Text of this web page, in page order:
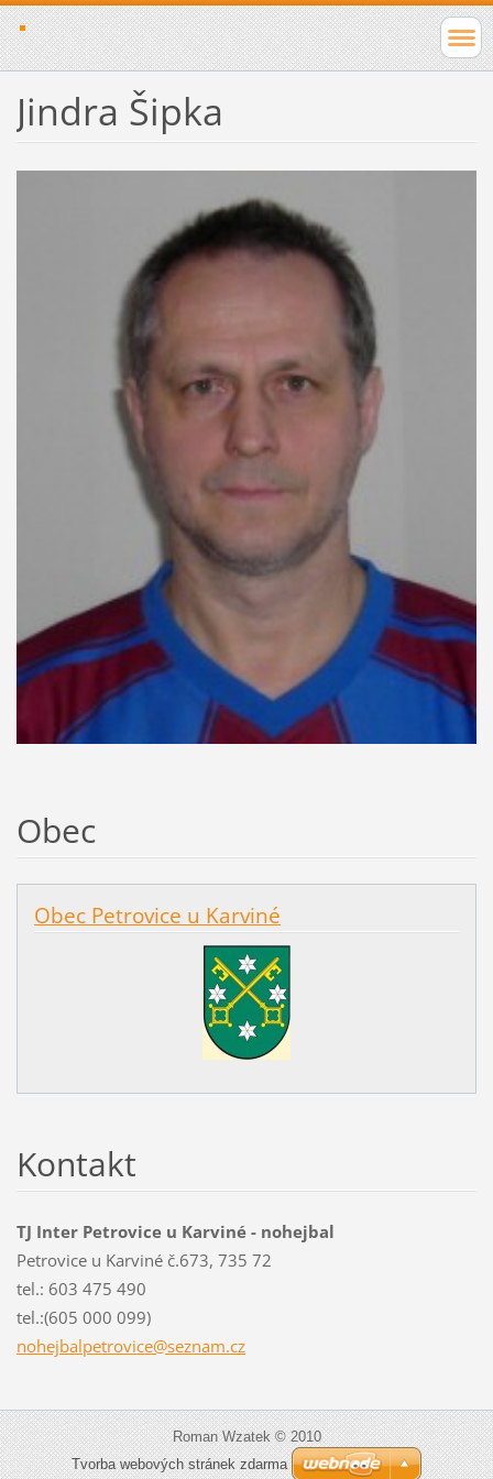
Jindra Šipka
Obec
Obec Petrovice u Karviné
Kontakt
TJ Inter Petrovice u Karviné - nohejbal
Petrovice u Karviné č.673, 735 72
tel.: 603 475 490
tel.:(605 000 099)
nohejbalpetrovice@seznam.cz
Roman Wzatek © 2010
Tvorba webových stránek zdarma